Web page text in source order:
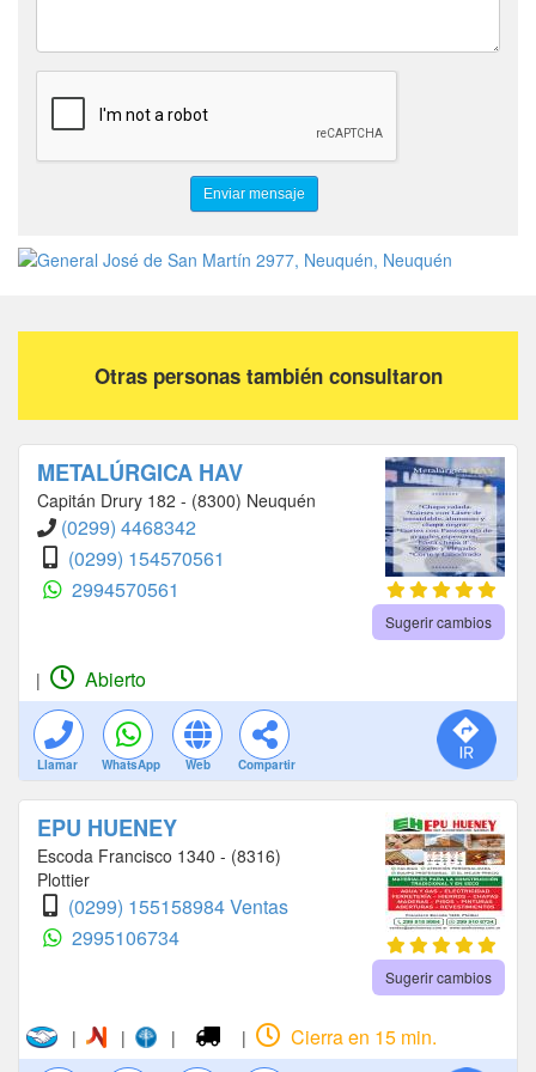
Otras personas también consultaron
METALÚRGICA HAV
Capitán Drury 182 - (8300) Neuquén
(0299) 4468342
(0299) 154570561
2994570561
Sugerir cambios
| Abierto
Llamar WhatsApp Web Compartir
EPU HUENEY
Escoda Francisco 1340 - (8316)
Plottier
(0299) 155158984 Ventas
2995106734
Sugerir cambios
| | | | Cierra en 15 min.